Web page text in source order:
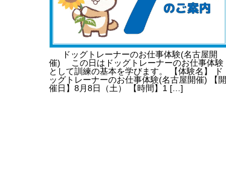
ドッグトレーナーのお仕事体験(名古屋開
催) この日はドッグトレーナーのお仕事体験
として訓練の基本を学びます。 【体験名】 ド
ッグトレーナーのお仕事体験(名古屋開催) 【開
催日】8月8日（土） 【時間】1 […]